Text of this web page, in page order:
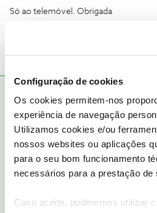
Configuração de cookies
Os cookies permitem-nos
experiência de navegação
Utilizamos cookies e/ou
nossos websites ou aplicações
para o seu bom funcionamento
necessários para a prestação de
Caso aceite, poderemos utilizar
Só ao telemóvel. Obrigada
Boa tarde@CRISTINA SEBASTIAO,
NOS.
Lamentamos a situação.
registo à rede NOS. De seguida, diga-
mantem.